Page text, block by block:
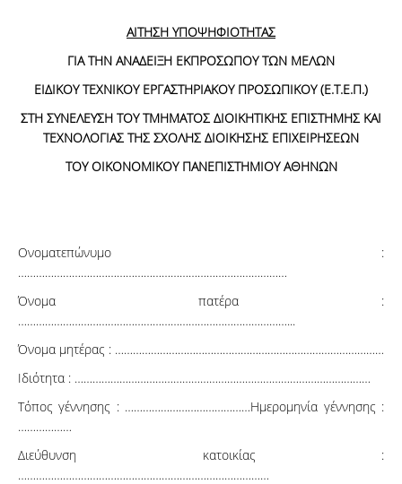
ΑΙΤΗΣΗ ΥΠΟΨΗΦΙΟΤΗΤΑΣ
ΓΙΑ ΤΗΝ ΑΝΑΔΕΙΞΗ ΕΚΠΡΟΣΩΠΟΥ ΤΩΝ ΜΕΛΩΝ
ΕΙΔΙΚΟΥ ΤΕΧΝΙΚΟΥ ΕΡΓΑΣΤΗΡΙΑΚΟΥ ΠΡΟΣΩΠΙΚΟΥ (Ε.Τ.Ε.Π.)
ΣΤΗ ΣΥΝΕΛΕΥΣΗ ΤΟΥ ΤΜΗΜΑΤΟΣ ΔΙΟΙΚΗΤΙΚΗΣ ΕΠΙΣΤΗΜΗΣ ΚΑΙ
ΤΕΧΝΟΛΟΓΙΑΣ ΤΗΣ ΣΧΟΛΗΣ ΔΙΟΙΚΗΣΗΣ ΕΠΙΧΕΙΡΗΣΕΩΝ
ΤΟΥ ΟΙΚΟΝΟΜΙΚΟΥ ΠΑΝΕΠΙΣΤΗΜΙΟΥ ΑΘΗΝΩΝ
Ονοματεπώνυμο :
………………………………………………………………………………
Όνομα πατέρα :
………………………………………………………………………………...
Όνομα μητέρας : ………………………………………………………………………………
Ιδιότητα : ………………………………………………………………………………………
Τόπος γέννησης : ……………………………………Ημερομηνία γέννησης :
………………
Διεύθυνση κατοικίας :
…………………………………………………………………………